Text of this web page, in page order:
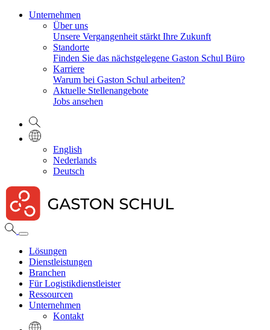
Unternehmen
Über uns
Unsere Vergangenheit stärkt Ihre Zukunft
Standorte
Finden Sie das nächstgelegene Gaston Schul Büro
Karriere
Warum bei Gaston Schul arbeiten?
Aktuelle Stellenangebote
Jobs ansehen
English
Nederlands
Deutsch
Lösungen
Dienstleistungen
Branchen
Für Logistikdienstleister
Ressourcen
Unternehmen
Kontakt